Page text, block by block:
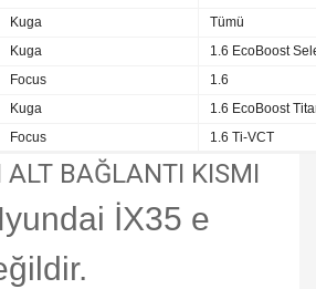
Kuga
Tümü
Kuga
1.6 EcoBoost
Focus
1.6
Kuga
1.6 EcoBoost
Focus 1.6 Ti-VCT
ALT BAĞLANTI KISMI
İX35 e